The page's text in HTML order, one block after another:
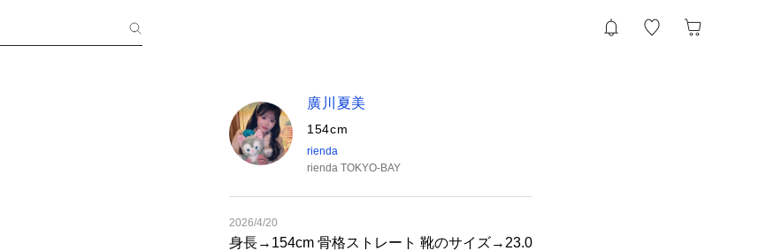
廣川夏美
154cm
rienda
rienda TOKYO-BAY
2026/4/20
身長→154cm 骨格ストレート 靴のサイズ→23.0